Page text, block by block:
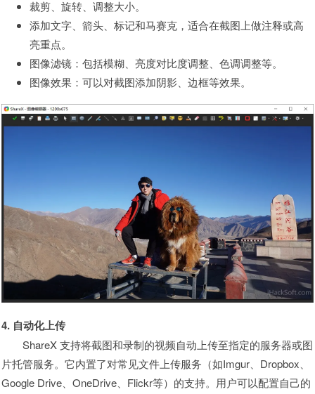
裁剪、旋转、调整大小。
添加文字、箭头、标记和马赛克，适合在截图上做注释或高
亮重点。
图像滤镜：包括模糊、亮度对比度调整、色调调整等。
图像效果：可以对截图添加阴影、边框等效果。
4. 自动化上传
ShareX 支持将截图和录制的视频自动上传至指定的服务器或图
片托管服务。它内置了对常见文件上传服务（如Imgur、Dropbox、
Google Drive、OneDrive、Flickr等）的支持。用户可以配置自己的